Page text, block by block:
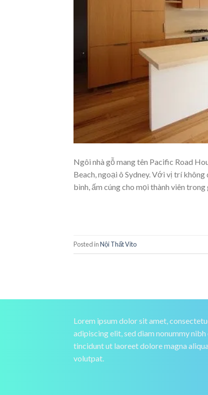
Ngôi nhà gỗ mang tên Pacific Road
Beach, ngoại ô Sydney. Với vị trí
bình, ấm cúng cho mọi thành viên
Posted inNội Thất Vito
Lorem ipsum dolor sit amet,
adipiscing elit, sed diam nonummy nibh
tincidunt ut laoreet dolore magna
volutpat.